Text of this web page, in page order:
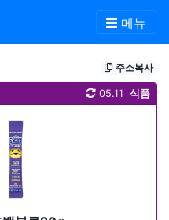
메뉴
주소복사
식품
05.11